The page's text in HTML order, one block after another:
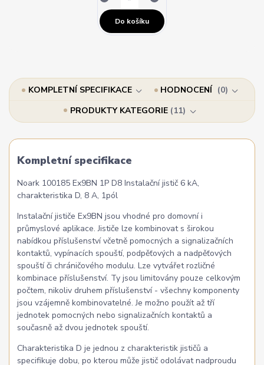
Do košíku
KOMPLETNÍ SPECIFIKACE HODNOCENÍ
0
PRODUKTY KATEGORIE 11
Kompletní specifikace
Noark 100185 Ex9BN 1P D8 Instalační jistič 6 kA,
charakteristika D, 8 A, 1pól
Instalační jističe Ex9BN jsou vhodné pro domovní i
průmyslové aplikace. Jističe lze kombinovat s širokou
nabídkou příslušenství včetně pomocných a signalizačních
kontaktů, vypínacích spouští, podpěťových a nadpěťových
spouští či chráničového modulu. Lze vytvářet rozličné
kombinace příslušenství. Ty jsou limitovány pouze celkovým
počtem, nikoliv druhem příslušenství - všechny komponenty
jsou vzájemně kombinovatelné. Je možno použít až tří
jednotek pomocných nebo signalizačních kontaktů a
současně až dvou jednotek spouští.
Charakteristika D je jednou z charakteristik jističů a
specifikuje dobu, po kterou může jistič odolávat nadproudu